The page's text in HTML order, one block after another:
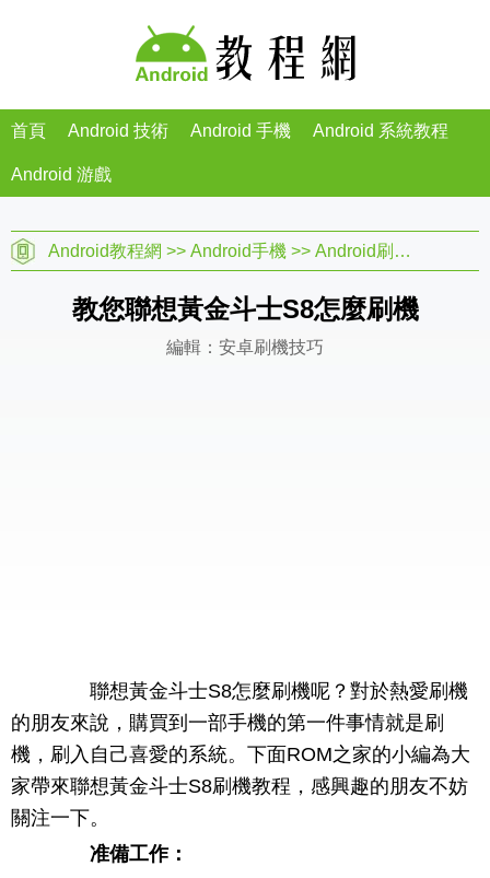
首頁 Android 技術 Android 手機 Android 系統教程
Android 游戲
Android教程網 >> Android手機 >> Android刷機教程
教您聯想黃金斗士S8怎麼刷機
編輯：安卓刷機技巧
聯想黃金斗士S8怎麼刷機呢？對於熱愛刷機
的朋友來說，購買到一部手機的第一件事情就是刷
機，刷入自己喜愛的系統。下面ROM之家的小編為大
家帶來聯想黃金斗士S8刷機教程，感興趣的朋友不妨
關注一下。
准備工作：